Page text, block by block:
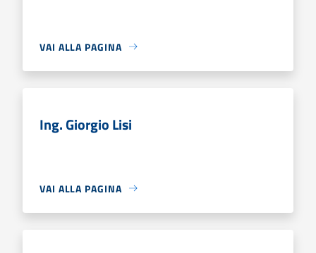
VAI ALLA PAGINA
Ing. Giorgio Lisi
VAI ALLA PAGINA